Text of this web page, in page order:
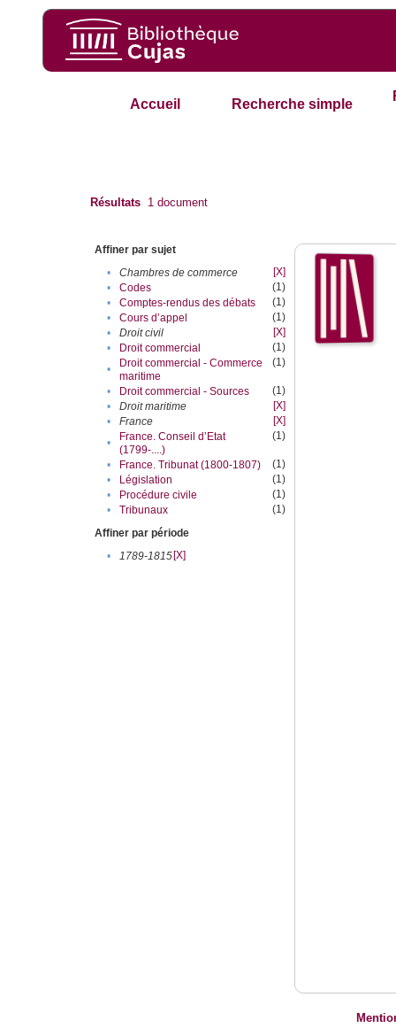
Accueil Recherche simple
Résultats 1 document
Affiner par sujet
•
Chambres de commerce
[X]
•
Codes
(1)
•
Comptes-rendus des débats
(1)
•
Cours d’appel
(1)
•
Droit civil
[X]
•
Droit commercial
(1)
•
Droit commercial - Commerce
maritime
(1)
• Droit commercial - Sources
(1)
•
Droit maritime
[X]
•
France
[X]
•
France. Conseil d’Etat
(1799-....)
(1)
• France. Tribunat (1800-1807)
(1)
•
Législation
(1)
•
Procédure civile
(1)
•
Tribunaux
(1)
Affiner par période
•
1789-1815[X]